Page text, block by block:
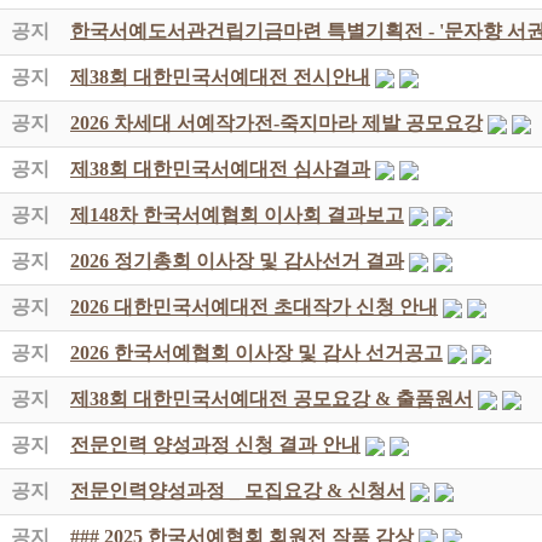
공지 한국서예도서관건립기금마련 특별기획전 - '문자향 서
공지 제38회 대한민국서예대전 전시안내
공지 2026 차세대 서예작가전-죽지마라 제발 공모요강
공지 제38회 대한민국서예대전 심사결과
공지 제148차 한국서예협회 이사회 결과보고
공지 2026 정기총회 이사장 및 감사선거 결과
공지 2026 대한민국서예대전 초대작가 신청 안내
공지 2026 한국서예협회 이사장 및 감사 선거공고
공지 제38회 대한민국서예대전 공모요강 & 출품원서
공지 전문인력 양성과정 신청 결과 안내
공지 전문인력양성과정 _ 모집요강 & 신청서
공지 ### 2025 한국서예협회 회원전 작품 감상